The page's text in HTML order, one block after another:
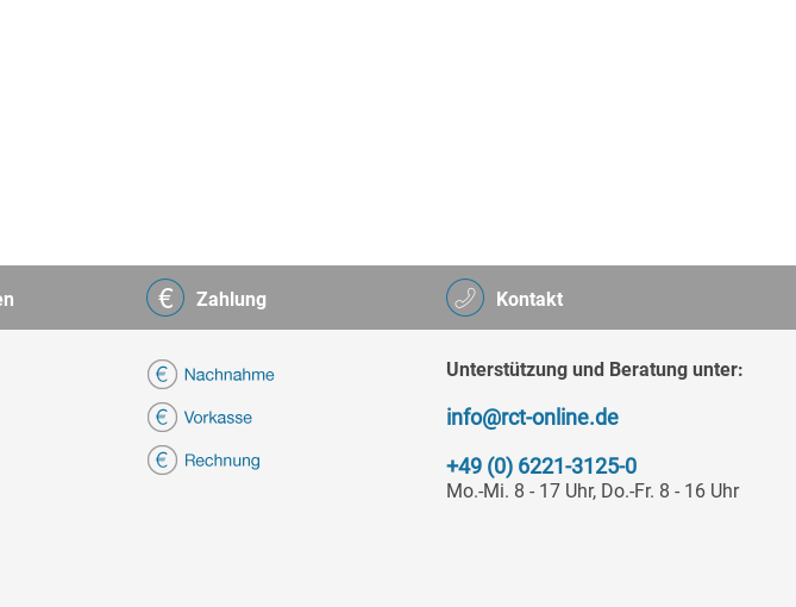
Kontakt
Unterstützung und Beratung unter:
info@rct-online.de
+49 (0) 6221-3125-0
Mo.-Mi. 8 - 17 Uhr, Do.-Fr. 8 - 16 Uhr
Zahlung